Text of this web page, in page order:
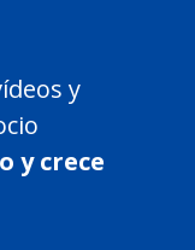
y
y crece